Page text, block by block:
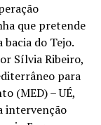
que pretende
do Tejo.
Sílvia Ribeiro,
para
(MED) – UÉ,
intervenção